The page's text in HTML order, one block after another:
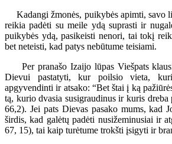
Kadangi žmonės, puikybės apimti, savo
reikia padėti su meile ydą suprasti ir
puikybės ydą, pasikeisti nenori, tai tokį
bet neteisti, kad patys nebūtume teisiami.
Per pranašo Izaijo lūpas Viešpats
Dievui pastatyti, kur poilsio vieta,
apgyvendinti ir atsako: “Bet štai į ką
tą, kurio dvasia susigraudinus ir kuris dreba
66,2). Jei pats Dievas pasako mums, kad
širdis, kad galėtų padėti nusižeminusiai ir
67, 15), tai kaip turėtume trokšti įsigyti ir